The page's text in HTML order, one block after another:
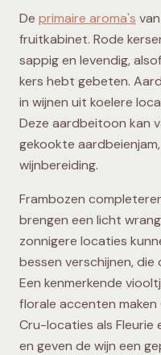
De primaire aroma's
fruitkabinet. Rode
sappig en levendig,
kers hebt gebeten.
in wijnen uit koelere
Deze aardbeitoon kan
gekookte
wijnbereiding.
Frambozen
brengen een licht
zonnigere locaties
bessen verschijnen,
Een kenmerkende
florale accenten
Cru-locaties als Fleurie
en geven de wijn een